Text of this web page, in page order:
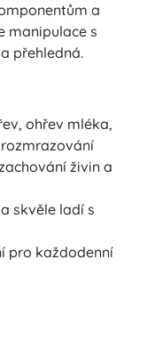
a
manipulace s
přehledná.
ohřev mléka,
živin a
skvěle ladí s
pro každodenní